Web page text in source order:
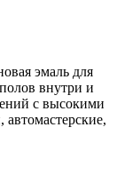
эмаль для
внутри и
с высокими